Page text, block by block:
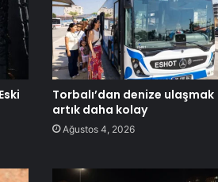
Torbalı’dan denize ulaşmak
artık daha kolay
Ağustos 4, 2026